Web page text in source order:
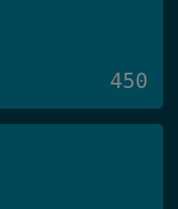
450